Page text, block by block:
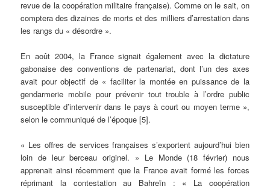
revue de la coopération militaire française). Comme on le sait, on
comptera des dizaines de morts et des milliers d’arrestation dans
les rangs du « désordre ».
En août 2004, la France signait également avec la dictature
gabonaise des conventions de partenariat, dont l’un des axes
avait pour objectif de « faciliter la montée en puissance de la
gendarmerie mobile pour prévenir tout trouble à l’ordre public
susceptible d’intervenir dans le pays à court ou moyen terme »,
selon le communiqué de l’époque [5].
« Les offres de services françaises s’exportent aujourd’hui bien
loin de leur berceau originel. » Le Monde (18 février) nous
apprenait ainsi récemment que la France avait formé les forces
réprimant la contestation au Bahreïn : « La coopération